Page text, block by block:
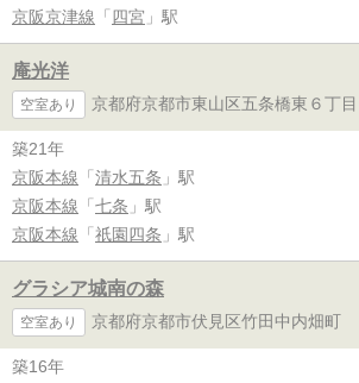
京阪京津線 「 四宮 」駅
庵光洋
空室あり 京都府京都市東山区五条橋東６丁目
築21年
京阪本線 「 清水五条 」駅
京阪本線 「 七条 」駅
京阪本線 「 祇園四条 」駅
グラシア城南の森
空室あり 京都府京都市伏見区竹田中内畑町
築16年